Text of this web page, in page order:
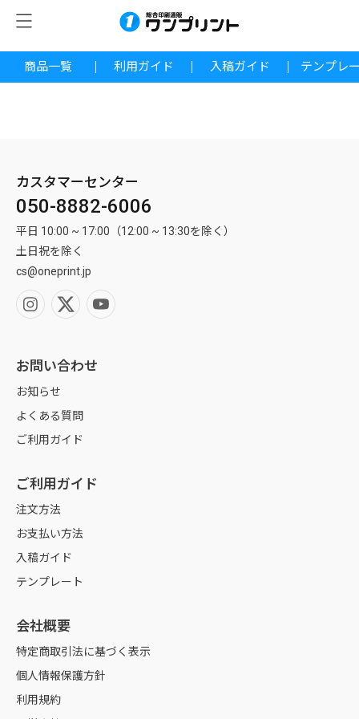
商品一覧 利用ガイド 入稿ガイド テンプレ
カスタマーセンター
050-8882-6006
平日 10:00 ~ 17:00（12:00 ~ 13:30を除く）
土日祝を除く
cs@oneprint.jp
お問い合わせ
お知らせ
よくある質問
ご利用ガイド
ご利用ガイド
注文方法
お支払い方法
入稿ガイド
テンプレート
会社概要
特定商取引法に基づく表示
個人情報保護方針
利用規約